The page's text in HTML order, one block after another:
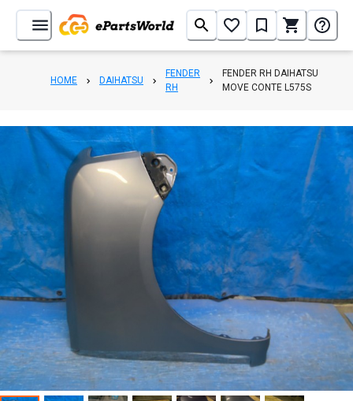
HOME DAIHATSU
FENDER
RH
FENDER RH DAIHATSU
MOVE CONTE L575S
7